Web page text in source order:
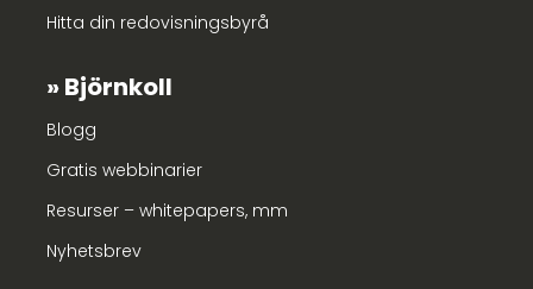
Hitta din redovisningsbyrå
Björnkoll
Blogg
Gratis webbinarier
Resurser – whitepapers, mm
Nyhetsbrev